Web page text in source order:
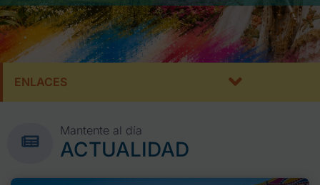
ENLACES
Mantente al día
ACTUALIDAD